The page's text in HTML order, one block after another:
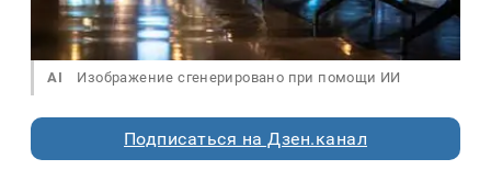
AI Изображение сгенерировано при помощи ИИ
Подписаться на Дзен.канал